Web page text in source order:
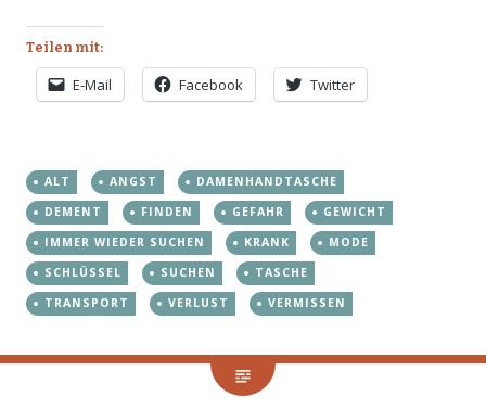
Teilen mit:
E-Mail Facebook Twitter
ALT ANGST
DAMENHANDTASCHE
DEMENT
FINDEN GEFAHR
GEWICHT
IMMER WIEDER SUCHEN
KRANK
MODE
SCHLÜSSEL
SUCHEN
TASCHE
TRANSPORT
VERLUST VERMISSEN